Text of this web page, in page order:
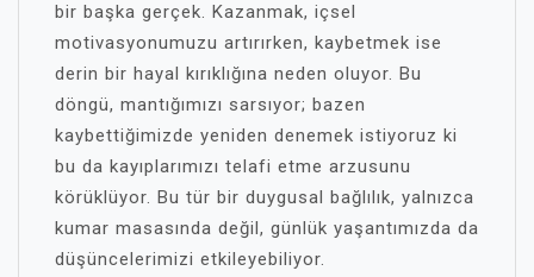
bir başka gerçek. Kazanmak, içsel
motivasyonumuzu artırırken, kaybetmek ise
derin bir hayal kırıklığına neden oluyor. Bu
döngü, mantığımızı sarsıyor; bazen
kaybettiğimizde yeniden denemek istiyoruz ki
bu da kayıplarımızı telafi etme arzusunu
körüklüyor. Bu tür bir duygusal bağlılık, yalnızca
kumar masasında değil, günlük yaşantımızda da
düşüncelerimizi etkileyebiliyor.